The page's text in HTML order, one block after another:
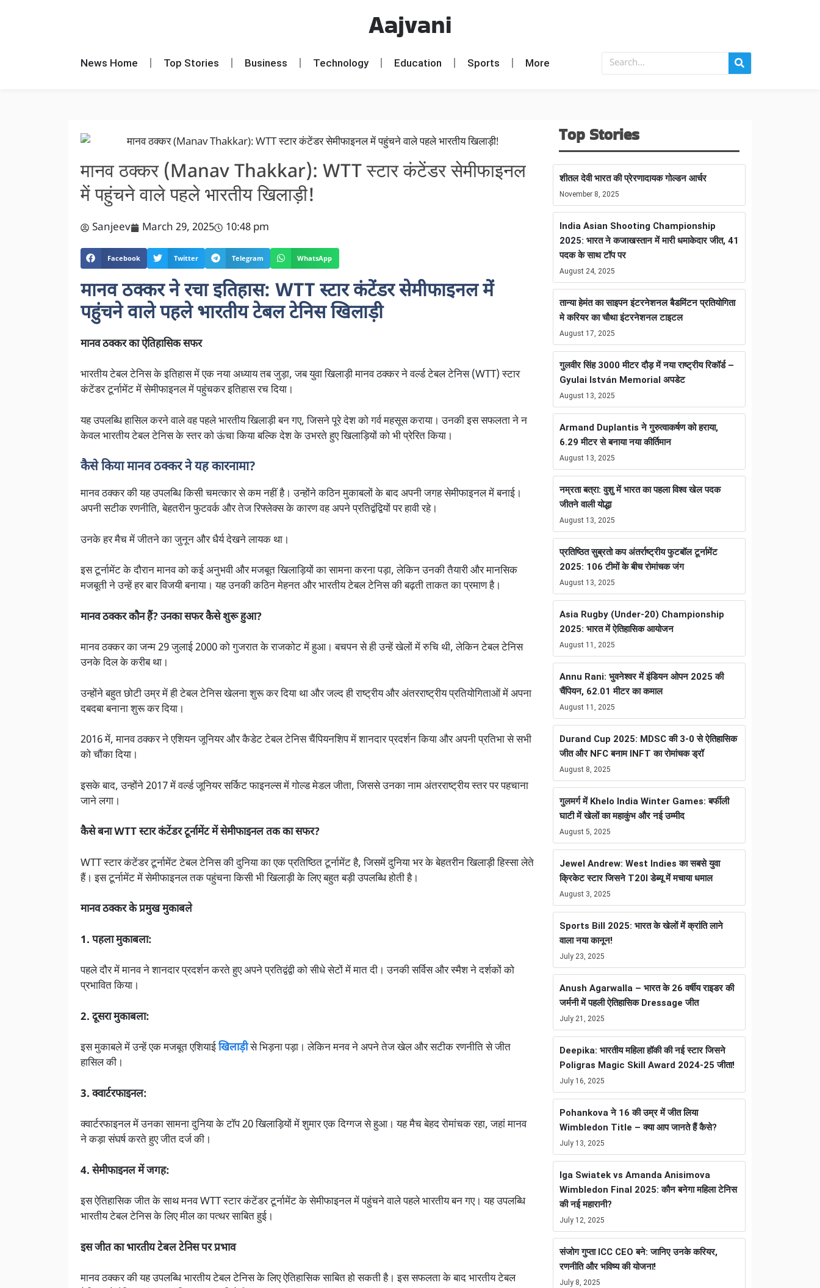
Aajvani
News Home Top Stories Business Technology Education Sports More
मानव ठक्कर (Manav Thakkar): WTT स्टार कंटेंडर सेमीफाइनल
में पहुंचने वाले पहले भारतीय खिलाड़ी!
Sanjeev March 29, 2025 10:48 pm
Facebook Twitter Telegram WhatsApp
मानव ठक्कर ने रचा इतिहास: WTT स्टार कंटेंडर सेमीफाइनल में
पहुंचने वाले पहले भारतीय टेबल टेनिस खिलाड़ी
मानव ठक्कर का ऐतिहासिक सफर
भारतीय टेबल टेनिस के इतिहास में एक नया अध्याय तब जुड़ा, जब युवा खिलाड़ी मानव ठक्कर ने वर्ल्ड टेबल टेनिस (WTT) स्टार
कंटेंडर टूर्नामेंट में सेमीफाइनल में पहुंचकर इतिहास रच दिया।
यह उपलब्धि हासिल करने वाले वह पहले भारतीय खिलाड़ी बन गए, जिसने पूरे देश को गर्व महसूस कराया। उनकी इस सफलता ने न
केवल भारतीय टेबल टेनिस के स्तर को ऊंचा किया बल्कि देश के उभरते हुए खिलाड़ियों को भी प्रेरित किया।
कैसे किया मानव ठक्कर ने यह कारनामा?
मानव ठक्कर की यह उपलब्धि किसी चमत्कार से कम नहीं है। उन्होंने कठिन मुकाबलों के बाद अपनी जगह सेमीफाइनल में बनाई।
अपनी सटीक रणनीति, बेहतरीन फुटवर्क और तेज रिफ्लेक्स के कारण वह अपने प्रतिद्वंद्वियों पर हावी रहे।
उनके हर मैच में जीतने का जुनून और धैर्य देखने लायक था।
इस टूर्नामेंट के दौरान मानव को कई अनुभवी और मजबूत खिलाड़ियों का सामना करना पड़ा, लेकिन उनकी तैयारी और मानसिक
मजबूती ने उन्हें हर बार विजयी बनाया। यह उनकी कठिन मेहनत और भारतीय टेबल टेनिस की बढ़ती ताकत का प्रमाण है।
मानव ठक्कर कौन हैं? उनका सफर कैसे शुरू हुआ?
मानव ठक्कर का जन्म 29 जुलाई 2000 को गुजरात के राजकोट में हुआ। बचपन से ही उन्हें खेलों में रुचि थी, लेकिन टेबल टेनिस
उनके दिल के करीब था।
उन्होंने बहुत छोटी उम्र में ही टेबल टेनिस खेलना शुरू कर दिया था और जल्द ही राष्ट्रीय और अंतरराष्ट्रीय प्रतियोगिताओं में अपना
दबदबा बनाना शुरू कर दिया।
2016 में, मानव ठक्कर ने एशियन जूनियर और कैडेट टेबल टेनिस चैंपियनशिप में शानदार प्रदर्शन किया और अपनी प्रतिभा से सभी
को चौंका दिया।
इसके बाद, उन्होंने 2017 में वर्ल्ड जूनियर सर्किट फाइनल्स में गोल्ड मेडल जीता, जिससे उनका नाम अंतरराष्ट्रीय स्तर पर पहचाना
जाने लगा।
कैसे बना WTT स्टार कंटेंडर टूर्नामेंट में सेमीफाइनल तक का सफर?
WTT स्टार कंटेंडर टूर्नामेंट टेबल टेनिस की दुनिया का एक प्रतिष्ठित टूर्नामेंट है, जिसमें दुनिया भर के बेहतरीन खिलाड़ी हिस्सा लेते
हैं। इस टूर्नामेंट में सेमीफाइनल तक पहुंचना किसी भी खिलाड़ी के लिए बहुत बड़ी उपलब्धि होती है।
मानव ठक्कर के प्रमुख मुकाबले
1. पहला मुकाबला:
पहले दौर में मानव ने शानदार प्रदर्शन करते हुए अपने प्रतिद्वंद्वी को सीधे सेटों में मात दी। उनकी सर्विस और स्मैश ने दर्शकों को
प्रभावित किया।
2. दूसरा मुकाबला:
इस मुकाबले में उन्हें एक मजबूत एशियाईखिलाड़ीसे भिड़ना पड़ा। लेकिन मनव ने अपने तेज खेल और सटीक रणनीति से जीत
हासिल की।
3. क्वार्टरफाइनल:
क्वार्टरफाइनल में उनका सामना दुनिया के टॉप 20 खिलाड़ियों में शुमार एक दिग्गज से हुआ। यह मैच बेहद रोमांचक रहा, जहां मानव
ने कड़ा संघर्ष करते हुए जीत दर्ज की।
4. सेमीफाइनल में जगह:
इस ऐतिहासिक जीत के साथ मनव WTT स्टार कंटेंडर टूर्नामेंट के सेमीफाइनल में पहुंचने वाले पहले भारतीय बन गए। यह उपलब्धि
भारतीय टेबल टेनिस के लिए मील का पत्थर साबित हुई।
इस जीत का भारतीय टेबल टेनिस पर प्रभाव
मानव ठक्कर की यह उपलब्धि भारतीय टेबल टेनिस के लिए ऐतिहासिक साबित हो सकती है। इस सफलता के बाद भारतीय टेबल
Top Stories
शीतल देवी भारत की प्रेरणादायक गोल्डन आर्चर
November 8, 2025
India Asian Shooting Championship
2025: भारत ने कजाखस्तान में मारी धमाकेदार जीत, 41
पदक के साथ टॉप पर
August 24, 2025
तान्या हेमंत का साइपन इंटरनेशनल बैडमिंटन प्रतियोगिता
मे करियर का चौथा इंटरनेशनल टाइटल
August 17, 2025
गुलवीर सिंह 3000 मीटर दौड़ में नया राष्ट्रीय रिकॉर्ड –
Gyulai István Memorial अपडेट
August 13, 2025
Armand Duplantis ने गुरुत्वाकर्षण को हराया,
6.29 मीटर से बनाया नया कीर्तिमान
August 13, 2025
नम्रता बत्रा: वुशु में भारत का पहला विश्व खेल पदक
जीतने वाली योद्धा
August 13, 2025
प्रतिष्ठित सुब्रतो कप अंतर्राष्ट्रीय फुटबॉल टूर्नामेंट
2025: 106 टीमों के बीच रोमांचक जंग
August 13, 2025
Asia Rugby (Under-20) Championship
2025: भारत में ऐतिहासिक आयोजन
August 11, 2025
Annu Rani: भुवनेश्वर में इंडियन ओपन 2025 की
चैंपियन, 62.01 मीटर का कमाल
August 11, 2025
Durand Cup 2025: MDSC की 3-0 से ऐतिहासिक
जीत और NFC बनाम INFT का रोमांचक ड्रॉ
August 8, 2025
गुलमर्ग में Khelo India Winter Games: बर्फीली
घाटी में खेलों का महाकुंभ और नई उम्मीद
August 5, 2025
Jewel Andrew: West Indies का सबसे युवा
क्रिकेट स्टार जिसने T20I डेब्यू में मचाया धमाल
August 3, 2025
Sports Bill 2025: भारत के खेलों में क्रांति लाने
वाला नया कानून!
July 23, 2025
Anush Agarwalla – भारत के 26 वर्षीय राइडर की
जर्मनी में पहली ऐतिहासिक Dressage जीत
July 21, 2025
Deepika: भारतीय महिला हॉकी की नई स्टार जिसने
Poligras Magic Skill Award 2024-25 जीता!
July 16, 2025
Pohankova ने 16 की उम्र में जीत लिया
Wimbledon Title – क्या आप जानते हैं कैसे?
July 13, 2025
Iga Swiatek vs Amanda Anisimova
Wimbledon Final 2025: कौन बनेगा महिला टेनिस
की नई महारानी?
July 12, 2025
संजोग गुप्ता ICC CEO बने: जानिए उनके करियर,
रणनीति और भविष्य की योजना!
July 8, 2025